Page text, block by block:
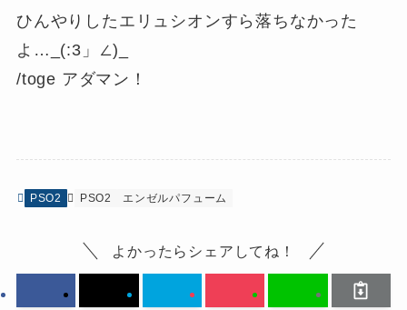
ひんやりしたエリュシオンすら落ちなかった
よ…_(:3」∠)_
/toge アダマン！
PSO2 PSO2 エンゼルパフューム
よかったらシェアしてね！